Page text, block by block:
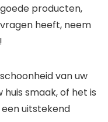
producten,
heeft, neem
van uw
smaak, of het is
uitstekend